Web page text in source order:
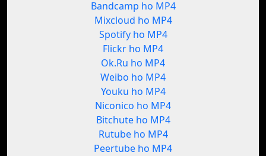
Bandcamp ho MP4
Mixcloud ho MP4
Spotify ho MP4
Flickr ho MP4
Ok.Ru ho MP4
Weibo ho MP4
Youku ho MP4
Niconico ho MP4
Bitchute ho MP4
Rutube ho MP4
Peertube ho MP4